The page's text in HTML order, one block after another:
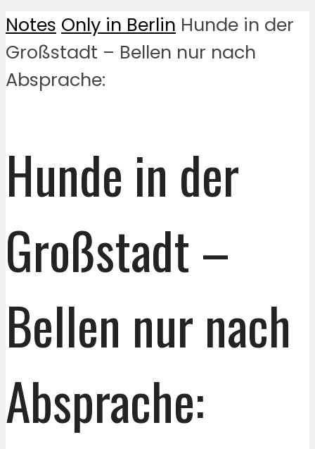
Notes Only in Berlin Hunde in der
Großstadt – Bellen nur nach
Absprache:
Hunde in der
Großstadt –
Bellen nur nach
Absprache: